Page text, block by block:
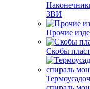
ЗВИ
Прочие
Скобы